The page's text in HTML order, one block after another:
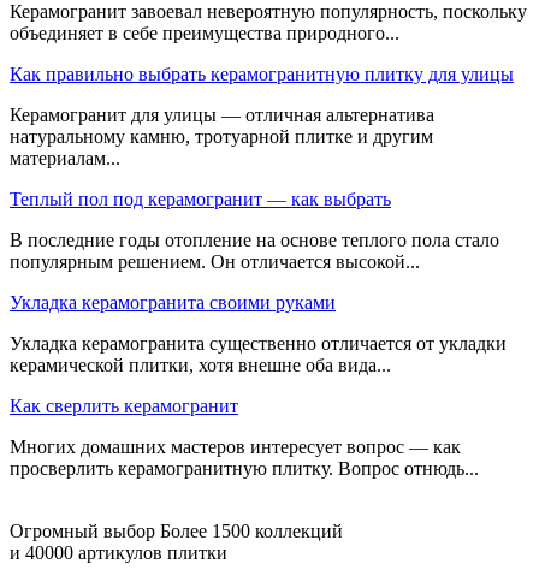
Керамогранит завоевал невероятную популярность, поскольку
объединяет в себе преимущества природного...
Как правильно выбрать керамогранитную плитку для улицы
Керамогранит для улицы — отличная альтернатива
натуральному камню, тротуарной плитке и другим
материалам...
Теплый пол под керамогранит — как выбрать
В последние годы отопление на основе теплого пола стало
популярным решением. Он отличается высокой...
Укладка керамогранита своими руками
Укладка керамогранита существенно отличается от укладки
керамической плитки, хотя внешне оба вида...
Как сверлить керамогранит
Многих домашних мастеров интересует вопрос — как
просверлить керамогранитную плитку. Вопрос отнюдь...
Огромный выбор Более 1500 коллекций
и 40000 артикулов плитки